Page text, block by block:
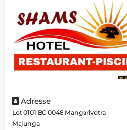
Adresse
Lot 0101 BC 0048 Mangarivotra
Majunga